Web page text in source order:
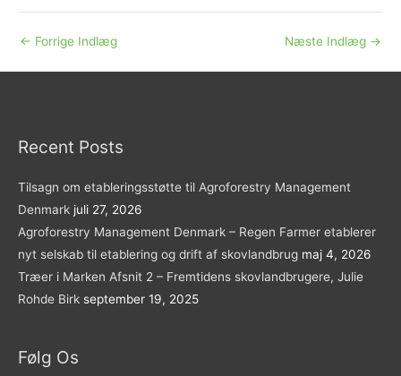
← Forrige Indlæg Næste Indlæg →
Recent Posts
Tilsagn om etableringsstøtte til Agroforestry Management
Denmark juli 27, 2026
Agroforestry Management Denmark – Regen Farmer etablerer
nyt selskab til etablering og drift af skovlandbrug maj 4, 2026
Træer i Marken Afsnit 2 – Fremtidens skovlandbrugere, Julie
Rohde Birk september 19, 2025
Følg Os